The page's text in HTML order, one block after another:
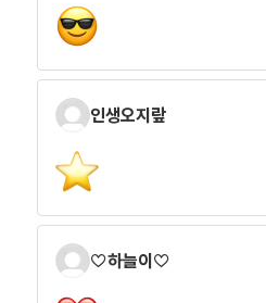
인생오지랖
♡하늘이♡